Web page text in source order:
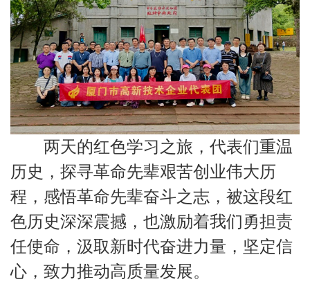
两天的红色学习之旅，代表们重温
历史，探寻革命先辈艰苦创业伟大历
程，感悟革命先辈奋斗之志，被这段红
色历史深深震撼，也激励着我们勇担责
任使命，汲取新时代奋进力量，坚定信
心，致力推动高质量发展。